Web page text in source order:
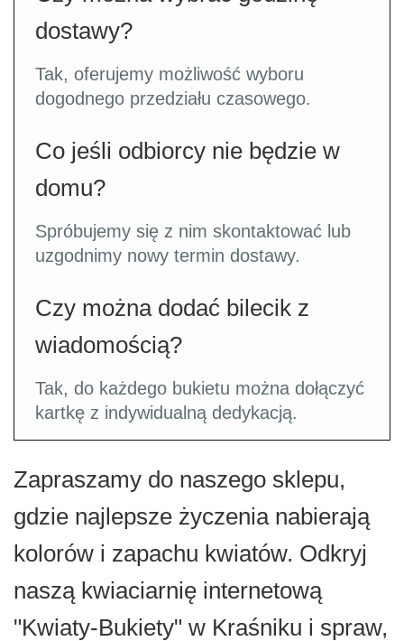
dostawy?
Tak, oferujemy możliwość wyboru
dogodnego przedziału czasowego.
Co jeśli odbiorcy nie będzie w
domu?
Spróbujemy się z nim skontaktować lub
uzgodnimy nowy termin dostawy.
Czy można dodać bilecik z
wiadomością?
Tak, do każdego bukietu można dołączyć
kartkę z indywidualną dedykacją.
Zapraszamy do naszego sklepu,
gdzie najlepsze życzenia nabierają
kolorów i zapachu kwiatów. Odkryj
naszą kwiaciarnię internetową
"Kwiaty-Bukiety" w Kraśniku i spraw,